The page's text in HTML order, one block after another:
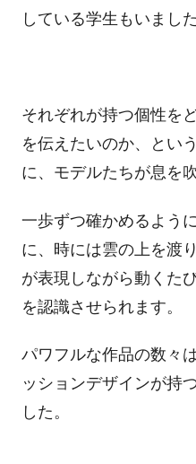
している学生もいました
それぞれが持つ個性を
を伝えたいのか、とい
に、モデルたちが息を
一歩ずつ確かめるよう
に、時には雲の上を渡
が表現しながら動くた
を認識させられます。
パワフルな作品の数々
ッションデザインが持
した。